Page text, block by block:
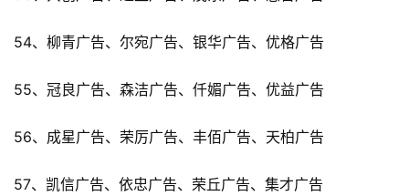
54、柳青广告、尔宛广告、银华广告、优格广告
55、冠良广告、森洁广告、仟媚广告、优益广告
56、成星广告、荣厉广告、丰佰广告、天柏广告
57、凯信广告、依忠广告、荣丘广告、集才广告